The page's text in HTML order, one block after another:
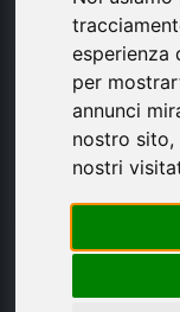
esperienza
per
annunci
nostro sito,
nostri
Dettagli